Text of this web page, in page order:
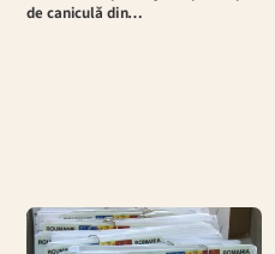
de caniculă din…